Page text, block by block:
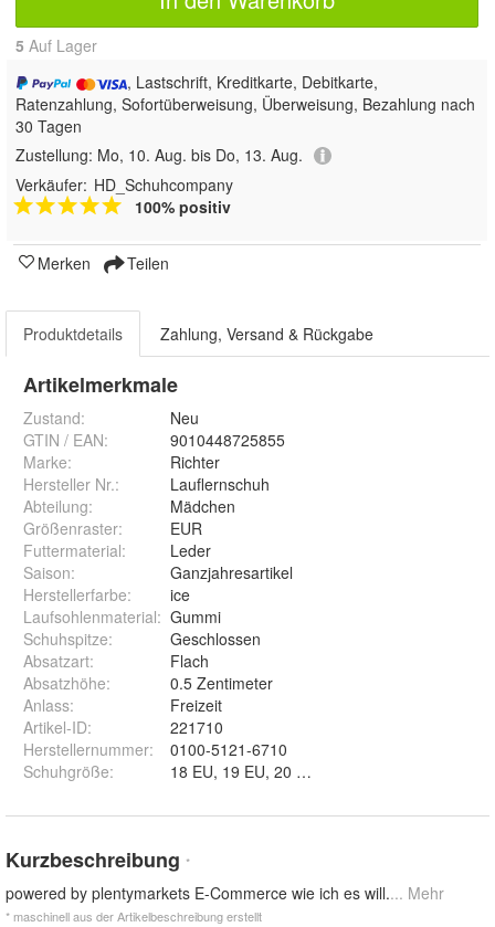
5 Auf Lager
, Lastschrift, Kreditkarte, Debitkarte,
Ratenzahlung, Sofortüberweisung, Überweisung, Bezahlung nach
30 Tagen
Zustellung: Mo, 10. Aug. bis Do, 13. Aug.
Verkäufer: HD_Schuhcompany
100% positiv
Merken Teilen
Produktdetails Zahlung, Versand & Rückgabe
Artikelmerkmale
Zustand:
Neu
GTIN / EAN:
9010448725855
Marke:
Richter
Hersteller Nr.:
Lauflernschuh
Abteilung:
Mädchen
Größenraster:
EUR
Futtermaterial:
Leder
Saison:
Ganzjahresartikel
Herstellerfarbe:
ice
Laufsohlenmaterial: Gummi
Schuhspitze:
Geschlossen
Absatzart:
Flach
Absatzhöhe:
0.5 Zentimeter
Anlass:
Freizeit
Artikel-ID:
221710
Herstellernummer:
0100-5121-6710
Schuhgröße:
Kurzbeschreibung *
powered by plentymarkets E-Commerce wie ich es will.... Mehr
* maschinell aus der Artikelbeschreibung erstellt